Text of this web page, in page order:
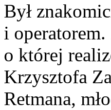
Był
i
o której
Krzysztofa
Retmana,